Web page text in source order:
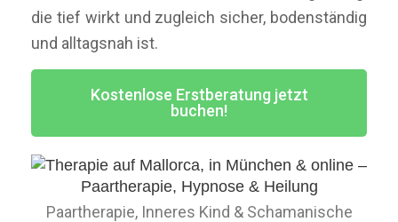
die tief wirkt und zugleich sicher, bodenständig
und alltagsnah ist.
Kostenlose Erstberatung jetzt
buchen!
Paartherapie, Inneres Kind & Schamanische